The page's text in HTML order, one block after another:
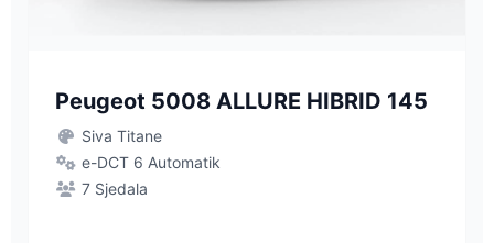
Peugeot 5008 ALLURE HIBRID 145
Siva Titane
e-DCT 6 Automatik
7 Sjedala